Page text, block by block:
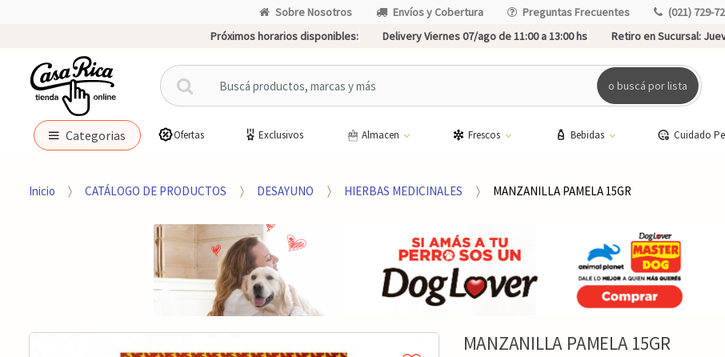
Sobre Nosotros Envíos y Cobertura Preguntas Frecuentes (021) 729-
Próximos horarios disponibles:
Delivery Viernes 07/ago de 11:00 a 13:00 hs Retiro en Sucursal:
B
u
c
p
r
:
o buscá por lista
Categorias Ofertas Exclusivos Almacen Frescos Bebidas Cuidado
Inicio CATÁLOGO DE PRODUCTOS DESAYUNO HIERBAS MEDICINALES MANZANILLA PAMELA 15GR
MANZANILLA PAMELA 15GR